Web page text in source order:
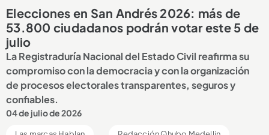
Elecciones en San Andrés 2026: más de
53.800 ciudadanos podrán votar este 5 de
julio
La Registraduría Nacional del Estado Civil reafirma su
compromiso con la democracia y con la organización
de procesos electorales transparentes, seguros y
confiables.
04 de julio de 2026